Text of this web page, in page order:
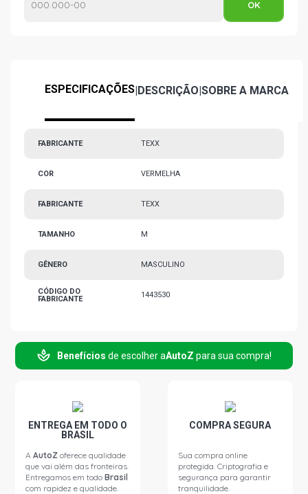
ESPECIFICAÇÕES|DESCRIÇÃO|SOBRE A MARCA
FABRICANTE TEXX
COR VERMELHA
FABRICANTE TEXX
TAMANHO M
GÊNERO MASCULINO
CÓDIGO DO
FABRICANTE
1443530
Benefícios de escolher aAutoZ para sua compra!
ENTREGA EM TODO O
BRASIL
AAutoZ oferece qualidade
que vai além das fronteiras.
Entregamos em todoBrasil
com rapidez e qualidade.
COMPRA SEGURA
Sua compra online
protegida. Criptografia e
segurança para garantir
tranquilidade.